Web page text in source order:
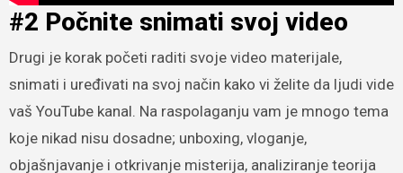
#2 Počnite snimati svoj video
Drugi je korak početi raditi svoje video materijale,
snimati i uređivati na svoj način kako vi želite da ljudi vide
vaš YouTube kanal. Na raspolaganju vam je mnogo tema
koje nikad nisu dosadne; unboxing, vloganje,
objašnjavanje i otkrivanje misterija, analiziranje teorija